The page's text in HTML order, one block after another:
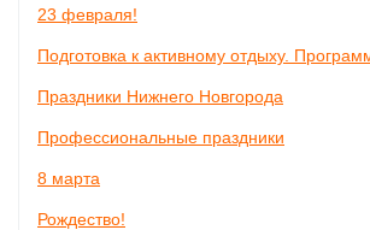
23 февраля!
Подготовка к активному отдыху.
Праздники Нижнего Новгорода
Профессиональные праздники
8 марта
Рождество!